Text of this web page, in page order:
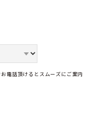
電話頂けるとスムーズにご案内